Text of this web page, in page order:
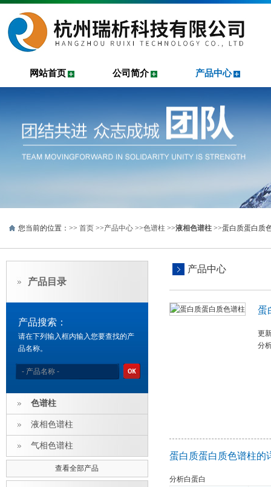
网站首页 公司简介 产品中心
您当前的位置：>> 首页 >>产品中心 >>色谱柱 >>液相色谱柱 >>蛋白质蛋白质
产品目录
产品搜索：
请在下列输入框内输入您要查找的产
品名称。
色谱柱
液相色谱柱
气相色谱柱
查看全部产品
产品中心
蛋
更
分
蛋白质蛋白质色谱柱的
分析白蛋白